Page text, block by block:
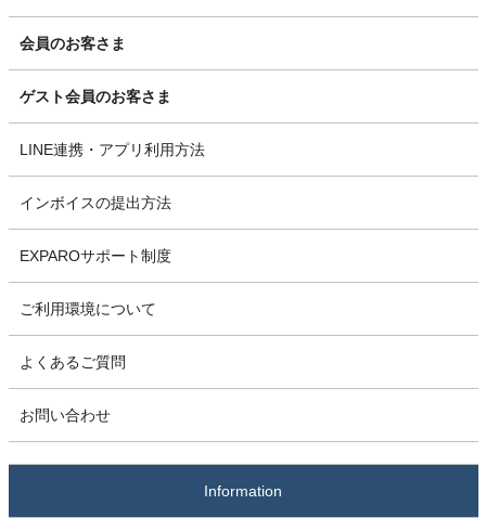
会員のお客さま
ゲスト会員のお客さま
LINE連携・アプリ利用方法
インボイスの提出方法
EXPAROサポート制度
ご利用環境について
よくあるご質問
お問い合わせ
Information